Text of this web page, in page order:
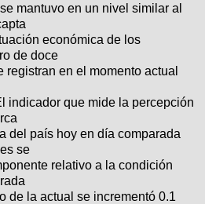
mantuvo en un nivel similar al
económica de los
de doce
registran en el momento actual
indicador que mide la percepción
del país hoy en día comparada
se
relativo a la condición
de la actual se incrementó 0.1